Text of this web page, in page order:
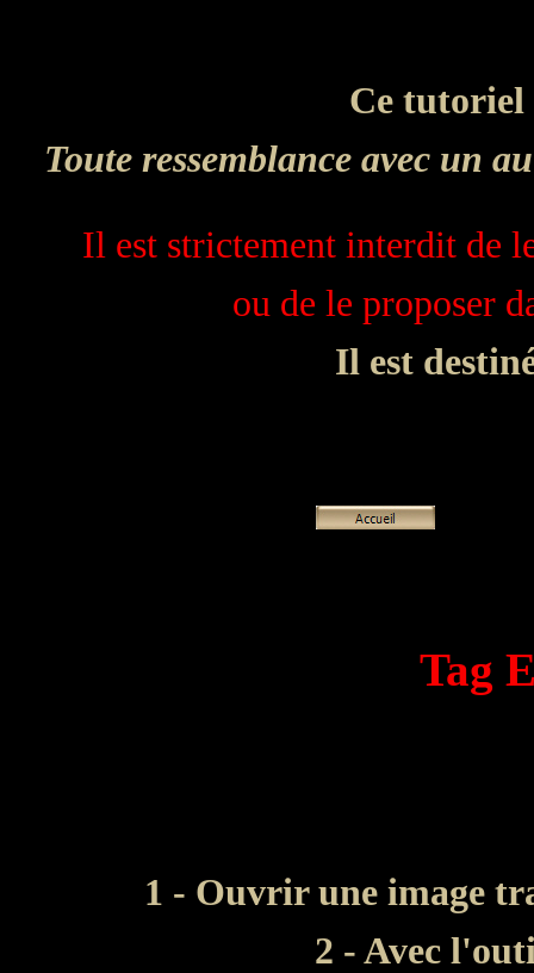
Ce tutoriel
Toute ressemblance avec un
Il est strictement interdit de
ou de le proposer
Il est
Tag
1 - Ouvrir une image
2 - Avec